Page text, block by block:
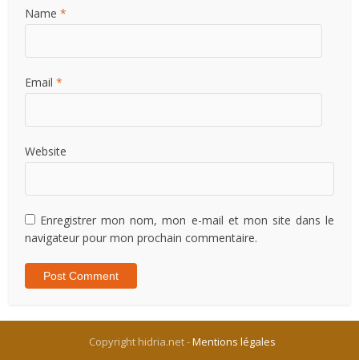
Name *
Email *
Website
Enregistrer mon nom, mon e-mail et mon site dans le
navigateur pour mon prochain commentaire.
Copyright hidria.net -Mentions légales